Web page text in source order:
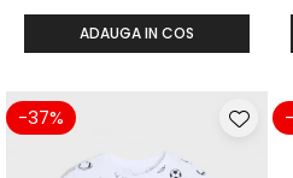
ADAUGA IN COS
-37%